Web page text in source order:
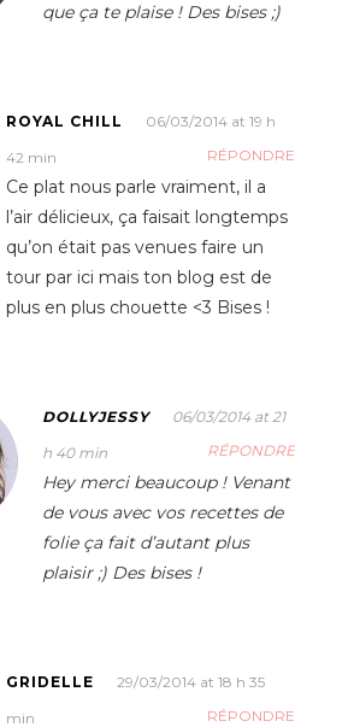
que ça te plaise ! Des bises ;)
ROYAL CHILL
06/03/2014 at 19 h
42 min
RÉPONDRE
Ce plat nous parle vraiment, il a
l’air délicieux, ça faisait longtemps
qu’on était pas venues faire un
tour par ici mais ton blog est de
plus en plus chouette <3 Bises !
DOLLYJESSY
06/03/2014 at 21
h 40 min
RÉPONDRE
Hey merci beaucoup ! Venant
de vous avec vos recettes de
folie ça fait d’autant plus
plaisir ;) Des bises !
GRIDELLE
29/03/2014 at 18 h 35
min
RÉPONDRE